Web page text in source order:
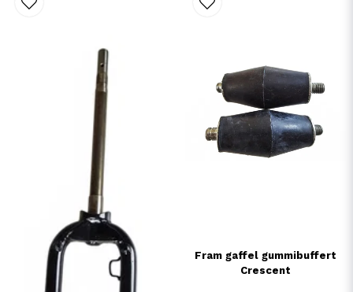
Fram gaffel gummibuffert
Crescent